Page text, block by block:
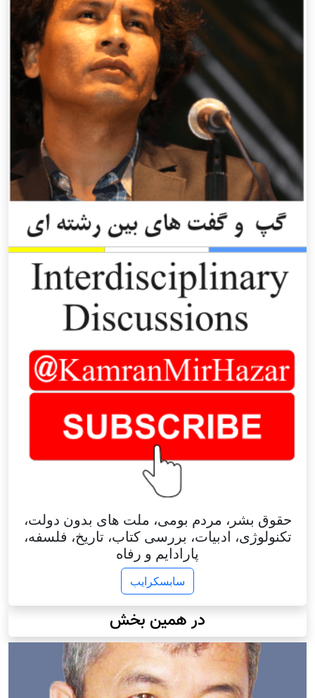
حقوق بشر، مردم بومی، ملت های بدون دولت،
تکنولوژی، ادبیات، بررسی کتاب، تاریخ، فلسفه،
پارادایم و رفاه
سابسکرایب
در همین بخش